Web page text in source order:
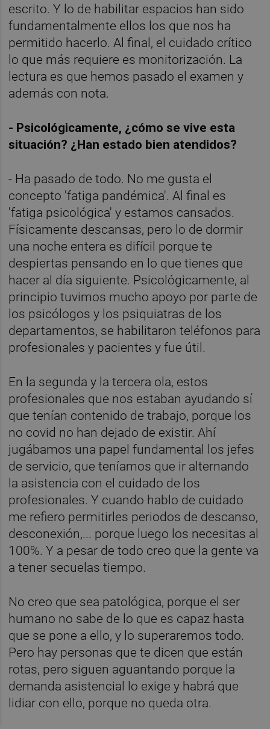
escrito. Y lo de habilitar espacios han sido
fundamentalmente ellos los que nos ha
permitido hacerlo. Al final, el cuidado crítico
lo que más requiere es monitorización. La
lectura es que hemos pasado el examen y
además con nota.
- Psicológicamente, ¿cómo se vive esta
situación? ¿Han estado bien atendidos?
- Ha pasado de todo. No me gusta el
concepto 'fatiga pandémica'. Al final es
'fatiga psicológica' y estamos cansados.
Físicamente descansas, pero lo de dormir
una noche entera es difícil porque te
despiertas pensando en lo que tienes que
hacer al día siguiente. Psicológicamente, al
principio tuvimos mucho apoyo por parte de
los psicólogos y los psiquiatras de los
departamentos, se habilitaron teléfonos para
profesionales y pacientes y fue útil.
En la segunda y la tercera ola, estos
profesionales que nos estaban ayudando sí
que tenían contenido de trabajo, porque los
no covid no han dejado de existir. Ahí
jugábamos una papel fundamental los jefes
de servicio, que teníamos que ir alternando
la asistencia con el cuidado de los
profesionales. Y cuando hablo de cuidado
me refiero permitirles periodos de descanso,
desconexión,... porque luego los necesitas al
100%. Y a pesar de todo creo que la gente va
a tener secuelas tiempo.
No creo que sea patológica, porque el ser
humano no sabe de lo que es capaz hasta
que se pone a ello, y lo superaremos todo.
Pero hay personas que te dicen que están
rotas, pero siguen aguantando porque la
demanda asistencial lo exige y habrá que
lidiar con ello, porque no queda otra.